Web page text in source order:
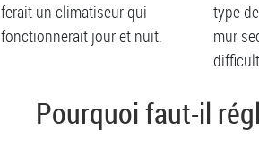
ferait un climatiseur qui
fonctionnerait jour et nuit.
type
mur
Pourquoi faut-il